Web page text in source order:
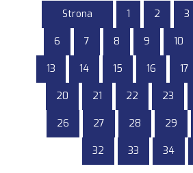
Strona 1 2 3
6 7 8 9 10
13 14 15 16 17
20 21 22 23
26 27 28 29
32 33 34